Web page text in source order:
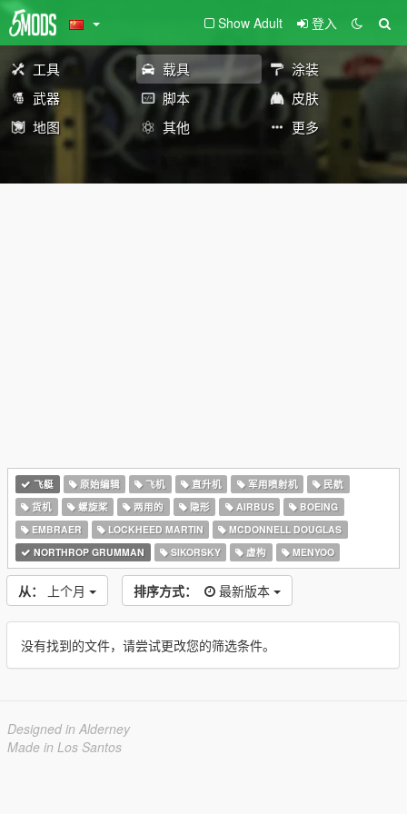
Show Adult 登入
工具 载具
涂装
武器
脚本
皮肤
地图
其他 更多
飞艇 原始编辑 飞机 直升机 军用喷射机
民航
货机
螺旋桨 两用的 隐形 AIRBUS
BOEING
EMBRAER
LOCKHEED MARTIN
MCDONNELL DOUGLAS
NORTHROP GRUMMAN
SIKORSKY 虚构 MENYOO
从： 上个月 排序方式： 最新版本
没有找到的文件，请尝试更改您的筛选条件。
Designed in Alderney
Made in Los Santos